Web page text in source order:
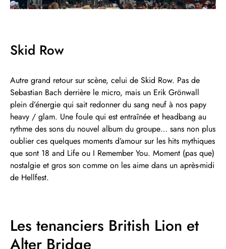
Skid Row
Autre grand retour sur scène, celui de Skid Row. Pas de
Sebastian Bach derrière le micro, mais un Erik Grönwall
plein d’énergie qui sait redonner du sang neuf à nos papy
heavy / glam. Une foule qui est entraînée et headbang au
rythme des sons du nouvel album du groupe… sans non plus
oublier ces quelques moments d’amour sur les hits mythiques
que sont 18 and Life ou I Remember You. Moment (pas que)
nostalgie et gros son comme on les aime dans un après-midi
de Hellfest.
Les tenanciers British Lion et
Alter Bridge